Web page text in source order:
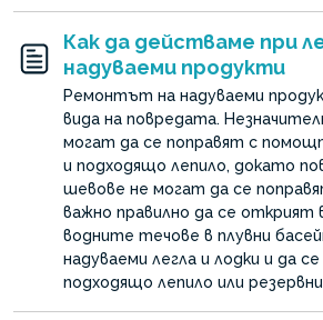
Как да действаме при
надуваеми продукти
Ремонтът на надуваеми
вида на повредата.
могат да се поправят с
и подходящо лепило, докато
шевове не могат да се
важно правилно да се открият
водните течове в плувни
надуваеми легла и лодки и да
подходящо лепило или